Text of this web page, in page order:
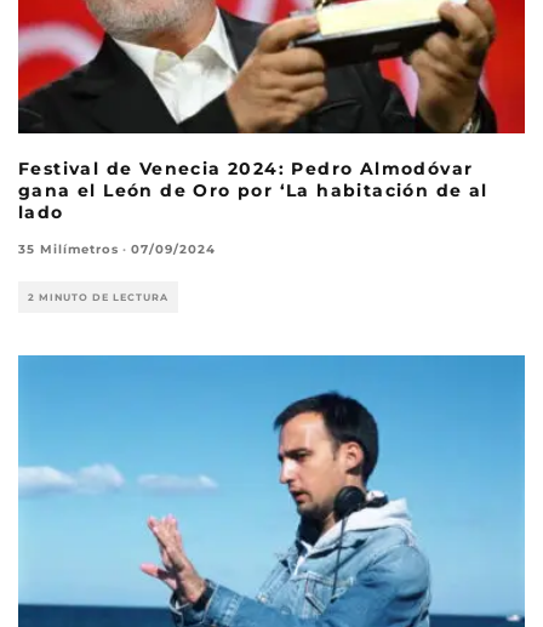
Festival de Venecia 2024: Pedro Almodóvar
gana el León de Oro por ‘La habitación de al
lado
35 Milímetros · 07/09/2024
2 MINUTO DE LECTURA